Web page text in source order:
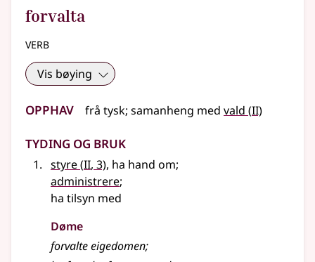
forvalta
verb
Vis bøying
Opphav frå tysk; samanheng med vald (2
II)
Tyding og bruk
styre(2
II, 3), ha hand om;
administrere;
ha tilsyn med
Døme
forvalte eigedomen;